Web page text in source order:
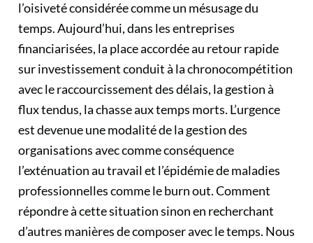
l’oisiveté considérée comme un mésusage du
temps. Aujourd’hui, dans les entreprises
financiarisées, la place accordée au retour rapide
sur investissement conduit à la chronocompétition
avec le raccourcissement des délais, la gestion à
flux tendus, la chasse aux temps morts. L’urgence
est devenue une modalité de la gestion des
organisations avec comme conséquence
l’exténuation au travail et l’épidémie de maladies
professionnelles comme le burn out. Comment
répondre à cette situation sinon en recherchant
d’autres manières de composer avec le temps. Nous